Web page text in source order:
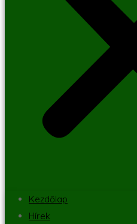
Kezdőlap
Hírek